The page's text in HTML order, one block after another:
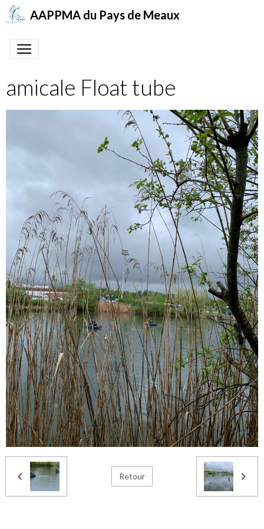
AAPPMA du Pays de Meaux
amicale Float tube
Retour